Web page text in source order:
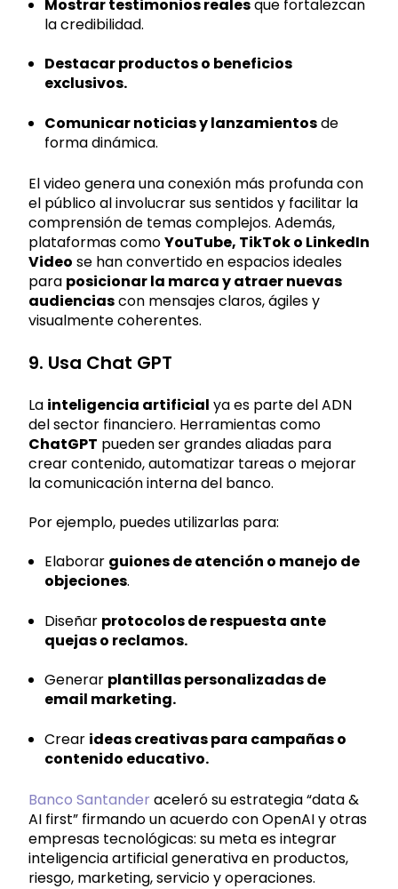
Mostrar testimonios realesque fortalezcan
la credibilidad.
Destacar productos o beneficios
exclusivos.
Comunicar noticias y lanzamientosde
forma dinámica.
El video genera una conexión más profunda con
el público al involucrar sus sentidos y facilitar la
comprensión de temas complejos. Además,
plataformas comoYouTube, TikTok o LinkedIn
Video se han convertido en espacios ideales
para posicionar la marca y atraer nuevas
audienciascon mensajes claros, ágiles y
visualmente coherentes.
9. Usa Chat GPT
La inteligencia artificial ya es parte del ADN
del sector financiero. Herramientas como
ChatGPT pueden ser grandes aliadas para
crear contenido, automatizar tareas o mejorar
la comunicación interna del banco.
Por ejemplo, puedes utilizarlas para:
Elaborar guiones de atención o manejo de
objeciones.
Diseñar protocolos de respuesta ante
quejas o reclamos.
Generar plantillas personalizadas de
email marketing.
Crear ideas creativas para campañas o
contenido educativo.
Banco Santander aceleró su estrategia “data &
AI first” firmando un acuerdo con OpenAI y otras
empresas tecnológicas: su meta es integrar
inteligencia artificial generativa en productos,
riesgo, marketing, servicio y operaciones.